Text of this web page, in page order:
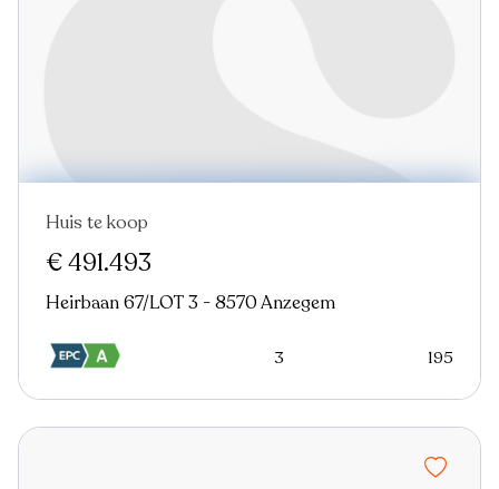
Nieuw
Huis te koop
€ 491.493
Heirbaan 67/LOT 3 - 8570 Anzegem
3 195